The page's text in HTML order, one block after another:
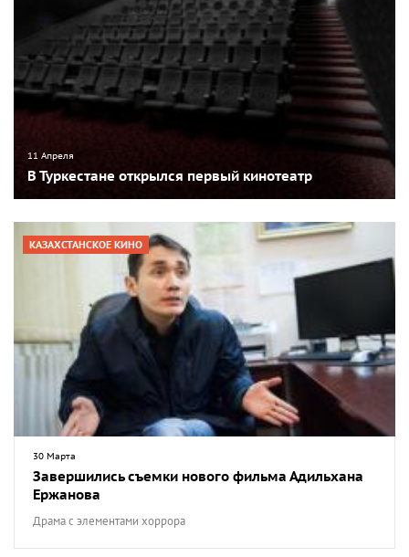
11 Апреля
В Туркестане открылся первый кинотеатр
КАЗАХСТАНСКОЕ КИНО
30 Марта
Завершились съемки нового фильма Адильхана
Ержанова
Драма с элементами хоррора